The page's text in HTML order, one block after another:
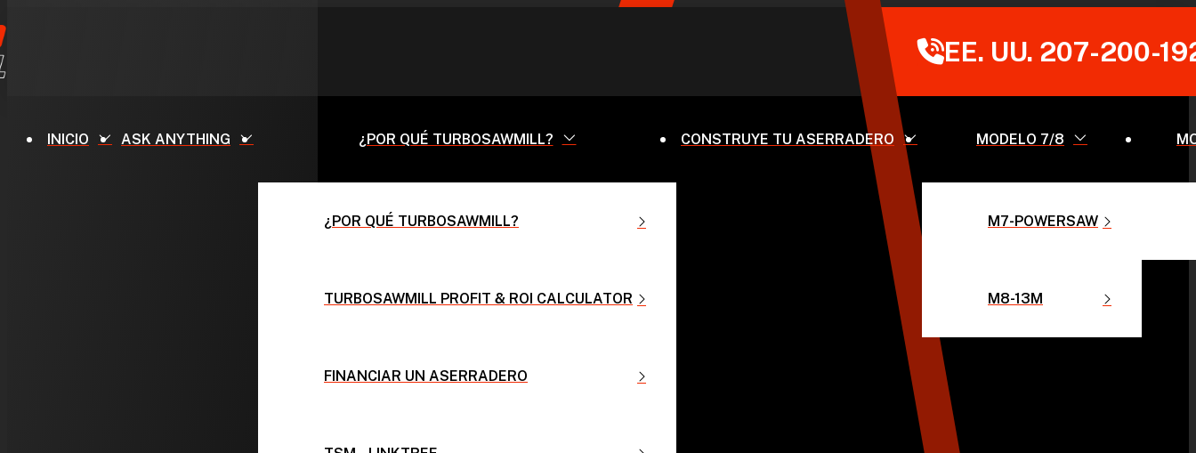
EE. UU. 207-200-
INICIO ASK ANYTHING ¿POR QUÉ TURBOSAWMILL?
¿POR QUÉ TURBOSAWMILL?
TURBOSAWMILL PROFIT & ROI CALCULATOR
FINANCIAR UN ASERRADERO
CONSTRUYE TU ASERRADERO MODELO 7/8
M7-POWERSAW
M8-13M